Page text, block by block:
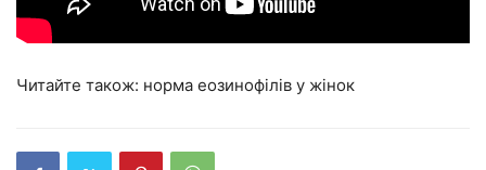
Читайте також: норма еозинофілів у жінок